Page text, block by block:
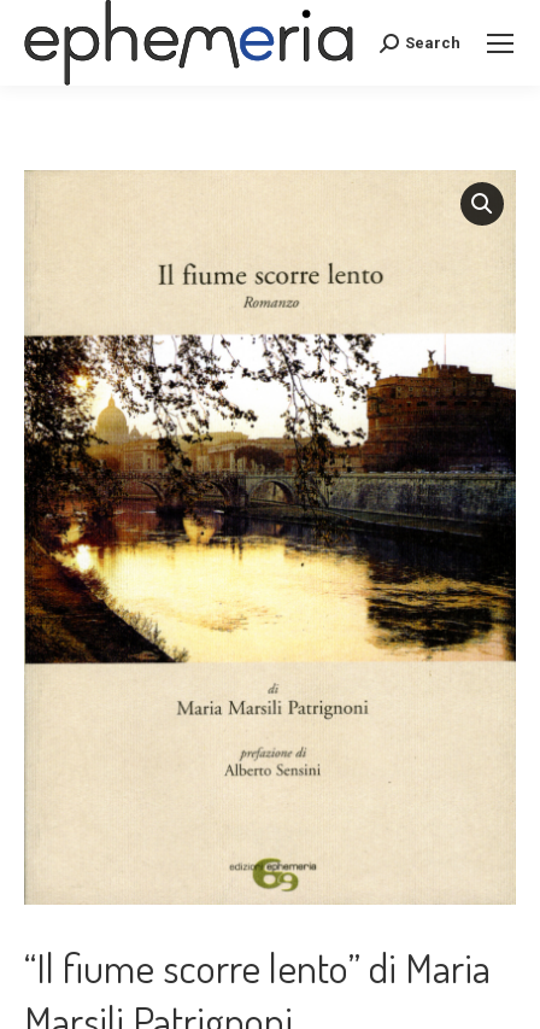
Search:Search
“Il fiume scorre lento” di Maria